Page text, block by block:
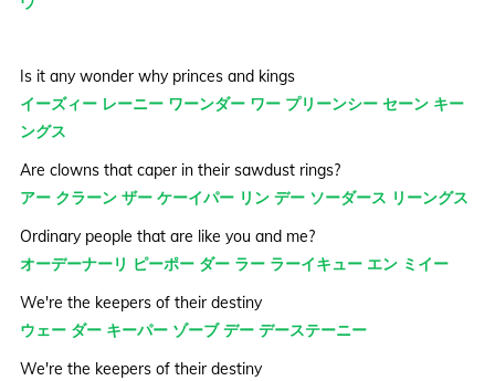
Is it any wonder why princes and kings
イーズィー レーニー ワーンダー ワー プリーンシー セーン キー
ングス
Are clowns that caper in their sawdust rings?
アー クラーン ザー ケーイパー リン デー ソーダース リーングス
Ordinary people that are like you and me?
オーデーナーリ ピーポー ダー ラー ラーイキュー エン ミイー
We're the keepers of their destiny
ウェー ダー キーパー ゾーブ デー デーステーニー
We're the keepers of their destiny